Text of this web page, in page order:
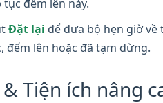
đếm lên này.
Đặt lại để đưa bộ hẹn giờ
đếm lên hoặc đã tạm dừng.
Tiện ích nâng